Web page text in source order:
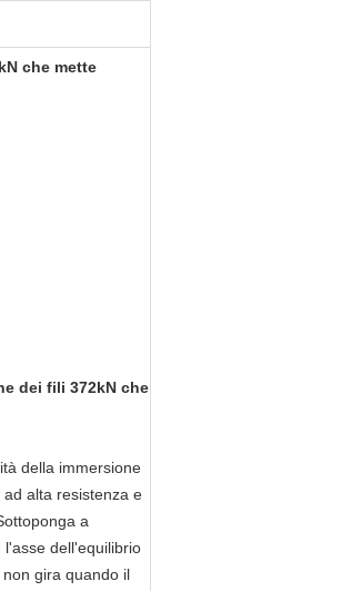
che mette
dei fili 372kN che
della immersione
alta resistenza e
a
dell'equilibrio
gira quando il